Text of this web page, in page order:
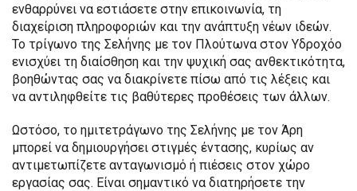
ενθαρρύνει να εστιάσετε στην επικοινωνία, τη
διαχείριση πληροφοριών και την ανάπτυξη νέων ιδεών.
Το τρίγωνο της Σελήνης με τον Πλούτωνα στον Υδροχόο
ενισχύει τη διαίσθηση και την ψυχική σας ανθεκτικότητα,
βοηθώντας σας να διακρίνετε πίσω από τις λέξεις και
να αντιληφθείτε τις βαθύτερες προθέσεις των άλλων.
Ωστόσο, το ημιτετράγωνο της Σελήνης με τον Άρη
μπορεί να δημιουργήσει στιγμές έντασης, κυρίως αν
αντιμετωπίζετε ανταγωνισμό ή πιέσεις στον χώρο
εργασίας σας. Είναι σημαντικό να διατηρήσετε την